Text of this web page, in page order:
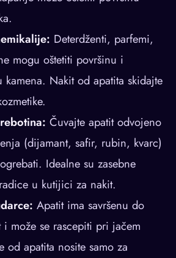
Deterdženti, parfemi,
mogu oštetiti površinu i
Nakit od apatita skidajte
Čuvajte apatit odvojeno
(dijamant, safir, rubin, kvarc)
Idealne su zasebne
u kutijici za nakit.
Apatit ima savršenu do
i može se rascepiti pri jačem
od apatita nosite samo za